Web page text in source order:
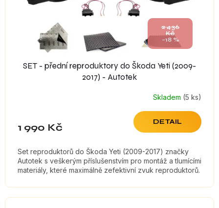
2 436
Kč
–18 %
SET - přední reproduktory do Škoda Yeti (2009-
2017) - Autotek
Skladem (5 ks)
1 990 Kč DETAIL
Set reproduktorů do Škoda Yeti (2009-2017) značky
Autotek s veškerým příslušenstvím pro montáž a tlumícími
materiály, které maximálně zefektivní zvuk reproduktorů.